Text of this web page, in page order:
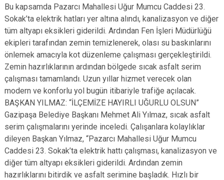
Bu kapsamda Pazarcı Mahallesi Uğur Mumcu Caddesi 23.
Sokak’ta elektrik hatları yer altına alındı, kanalizasyon ve diğer
tüm altyapı eksikleri giderildi. Ardından Fen İşleri Müdürlüğü
ekipleri tarafından zemin temizlenerek, olası su baskınlarını
önlemek amacıyla kot düzenleme çalışması gerçekleştirildi.
Zemin hazırlıklarının ardından bölgede sıcak asfalt serim
çalışması tamamlandı. Uzun yıllar hizmet verecek olan
modern ve konforlu yol bugün itibariyle trafiğe açılacak.
BAŞKAN YILMAZ: “İLÇEMİZE HAYIRLI UĞURLU OLSUN”
Gazipaşa Belediye Başkanı Mehmet Ali Yılmaz, sıcak asfalt
serim çalışmalarını yerinde inceledi. Çalışanlara kolaylıklar
dileyen Başkan Yılmaz, “Pazarcı Mahallesi Uğur Mumcu
Caddesi 23. Sokak’ta elektrik hattı çalışması, kanalizasyon ve
diğer tüm altyapı eksikleri giderildi. Ardından zemin
hazırlıklarını bitirdik ve asfalt serimine başladık. Hızlı bir